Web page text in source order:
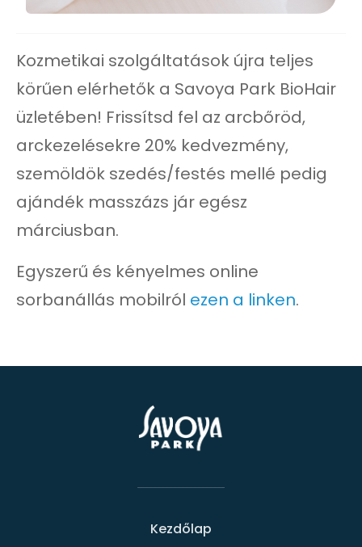
Kozmetikai szolgáltatások újra teljes
körűen elérhetők a Savoya Park BioHair
üzletében! Frissítsd fel az arcbőröd,
arckezelésekre 20% kedvezmény,
szemöldök szedés/festés mellé pedig
ajándék masszázs jár egész
márciusban.
Egyszerű és kényelmes online
sorbanállás mobilról ezen a linken.
Kezdőlap